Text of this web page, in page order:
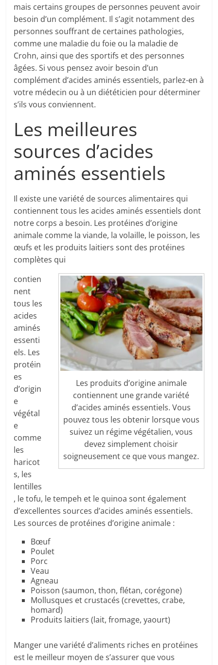
mais certains groupes de personnes peuvent avoir
besoin d’un complément. Il s’agit notamment des
personnes souffrant de certaines pathologies,
comme une maladie du foie ou la maladie de
Crohn, ainsi que des sportifs et des personnes
âgées. Si vous pensez avoir besoin d’un
complément d’acides aminés essentiels, parlez-en à
votre médecin ou à un diététicien pour déterminer
s’ils vous conviennent.
Les meilleures
sources d’acides
aminés essentiels
Il existe une variété de sources alimentaires qui
contiennent tous les acides aminés essentiels dont
notre corps a besoin. Les protéines d’origine
animale comme la viande, la volaille, le poisson, les
œufs et les produits laitiers sont des protéines
complètes qui
Les produits d’origine animale
contiennent une grande variété
d’acides aminés essentiels. Vous
pouvez tous les obtenir lorsque vous
suivez un régime végétalien, vous
devez simplement choisir
soigneusement ce que vous mangez.
contien
nent
tous les
acides
aminés
essenti
els. Les
protéin
es
d’origin
e
végétal
e
comme
les
haricot
s, les
lentilles
, le tofu, le tempeh et le quinoa sont également
d’excellentes sources d’acides aminés essentiels.
Les sources de protéines d’origine animale :
Bœuf
Poulet
Porc
Veau
Agneau
Poisson (saumon, thon, flétan, corégone)
Mollusques et crustacés (crevettes, crabe,
homard)
Produits laitiers (lait, fromage, yaourt)
Manger une variété d’aliments riches en protéines
est le meilleur moyen de s’assurer que vous